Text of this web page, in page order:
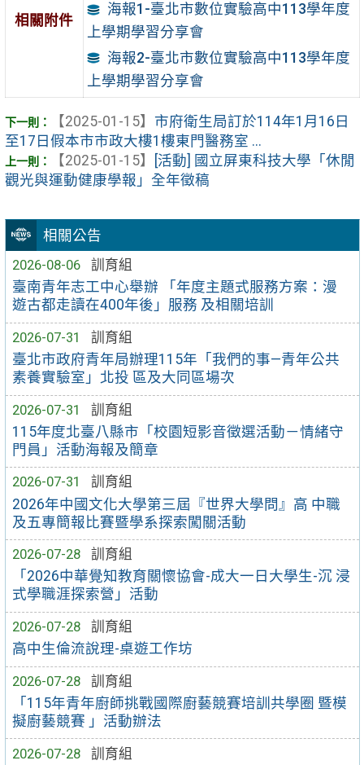
相關公告
2026-08-06
訓育組
臺南青年志工中心舉辦 「年度主題式服務方案：漫
遊古都走讀在400年後」服務 及相關培訓
2026-07-31
訓育組
臺北市政府青年局辦理115年「我們的事—青年公共
素養實驗室」北投 區及大同區場次
2026-07-31
訓育組
115年度北臺八縣市「校園短影音徵選活動－情緒守
門員」活動海報及簡章
2026-07-31
訓育組
2026年中國文化大學第三屆『世界大學問』高 中職
及五專簡報比賽暨學系探索闖關活動
2026-07-28
訓育組
「2026中華覺知教育關懷協會-成大一日大學生-沉 浸
式學職涯探索營」活動
2026-07-28
訓育組
高中生倫流說理-桌遊工作坊
2026-07-28
訓育組
「115年青年廚師挑戰國際廚藝競賽培訓共學圈 暨模
擬廚藝競賽 」活動辦法
2026-07-28
訓育組
相關附件
海報1-臺北市數位實驗高中113學年度
上學期學習分享會
海報2-臺北市數位實驗高中113學年度
上學期學習分享會
【2025-01-15】 市府衛生局訂於114年1月16日
至17日假本市市政大樓1樓東門醫務室 ...
【2025-01-15】
[活動] 國立屏東科技大學「休閒
觀光與運動健康學報」全年徵稿